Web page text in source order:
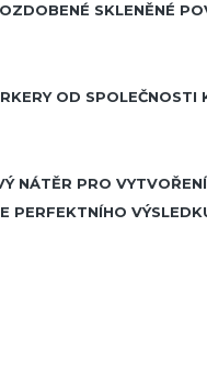
SKLENĚNÉ
OD SPOLEČNOSTI
NÁTĚR PRO